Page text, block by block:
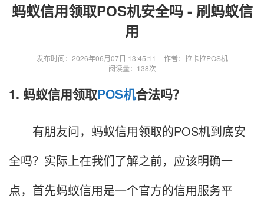
蚂蚁信用领取POS机安全吗 - 刷蚂蚁信
用
发布时间：2026年06月07日 13:45:11
作者：拉卡拉POS机
阅读量：138次
1. 蚂蚁信用领取POS机合法吗？
有朋友问，蚂蚁信用领取的POS机到底安
全吗？实际上在我们了解之前，应该明确一
点，首先蚂蚁信用是一个官方的信用服务平